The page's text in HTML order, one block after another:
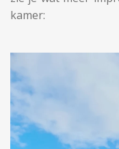
kamer: